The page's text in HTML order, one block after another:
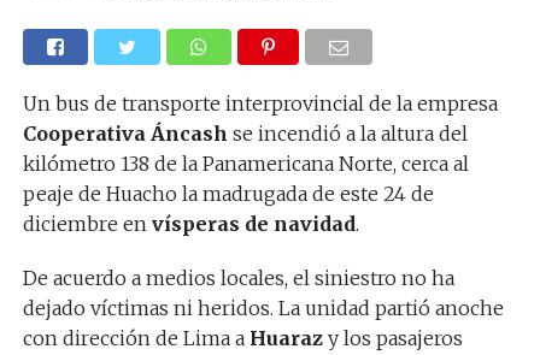
Un bus de transporte interprovincial de la empresa
Cooperativa Áncash se incendió a la altura del
kilómetro 138 de la Panamericana Norte, cerca al
peaje de Huacho la madrugada de este 24 de
diciembre en vísperas de navidad.
De acuerdo a medios locales, el siniestro no ha
dejado víctimas ni heridos. La unidad partió anoche
con dirección de Lima aHuarazy los pasajeros